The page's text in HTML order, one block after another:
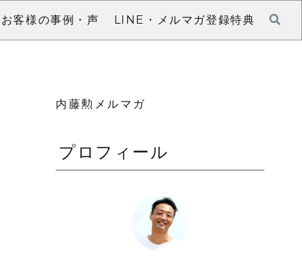
お客様の事例・声 LINE・メルマガ登録特典
内藤勲メルマガ
プロフィール